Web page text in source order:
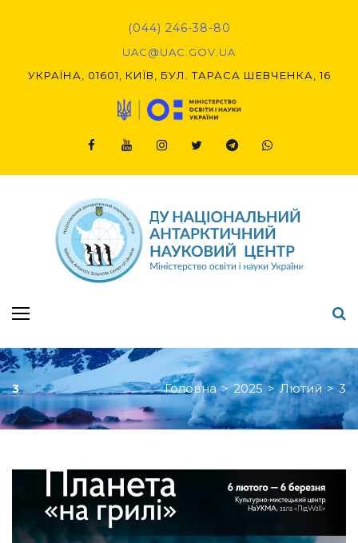
(044) 246-38-80
UAC@UAC.GOV.UA​​
УКРАЇНА, 01601, КИЇВ, БУЛ. ТАРАСА ШЕВЧЕНКА, 16
3 Головна > 2025 > Лютий > 3
День:
03.02.2025